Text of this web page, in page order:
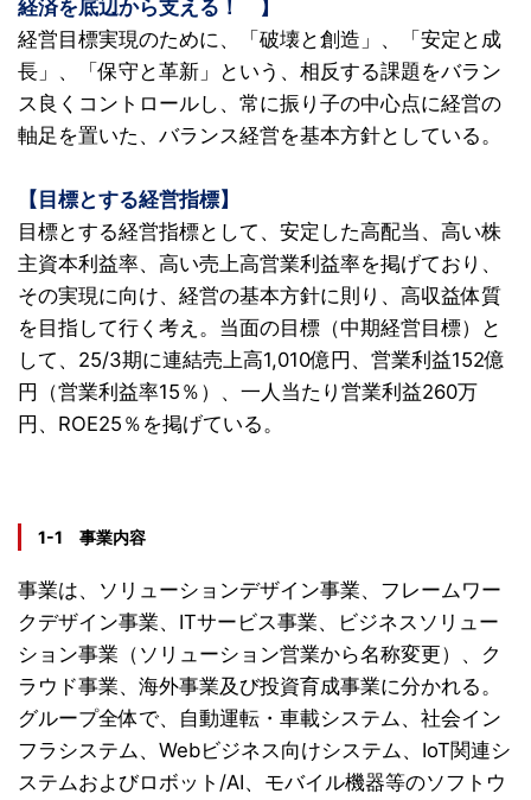
経済を底辺から支える！ 】
経営目標実現のために、「破壊と創造」、「安定と成
長」、「保守と革新」という、相反する課題をバラン
ス良くコントロールし、常に振り子の中心点に経営の
軸足を置いた、バランス経営を基本方針としている。
【目標とする経営指標】
目標とする経営指標として、安定した高配当、高い株
主資本利益率、高い売上高営業利益率を掲げており、
その実現に向け、経営の基本方針に則り、高収益体質
を目指して行く考え。当面の目標（中期経営目標）と
して、25/3期に連結売上高1,010億円、営業利益152億
円（営業利益率15％）、一人当たり営業利益260万
円、ROE25％を掲げている。
1-1 事業内容
事業は、ソリューションデザイン事業、フレームワー
クデザイン事業、ITサービス事業、ビジネスソリュー
ション事業（ソリューション営業から名称変更）、ク
ラウド事業、海外事業及び投資育成事業に分かれる。
グループ全体で、自動運転・車載システム、社会イン
フラシステム、Webビジネス向けシステム、IoT関連シ
ステムおよびロボット/AI、モバイル機器等のソフトウ